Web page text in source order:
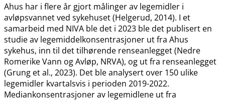
Ahus har i flere år gjort målinger av legemidler i
avløpsvannet ved sykehuset (Helgerud, 2014). I et
samarbeid med NIVA ble det i 2023 ble det publisert en
studie av legemiddelkonsentrasjoner ut fra Ahus
sykehus, inn til det tilhørende renseanlegget (Nedre
Romerike Vann og Avløp, NRVA), og ut fra renseanlegget
(Grung et al., 2023). Det ble analysert over 150 ulike
legemidler kvartalsvis i perioden 2019-2022.
Mediankonsentrasjoner av legemidlene ut fra